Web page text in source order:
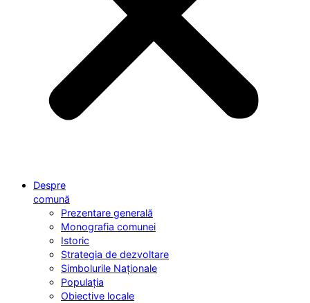
Despre
comună
Prezentare generală
Monografia comunei
Istoric
Strategia de dezvoltare
Simbolurile Naționale
Populația
Obiective locale